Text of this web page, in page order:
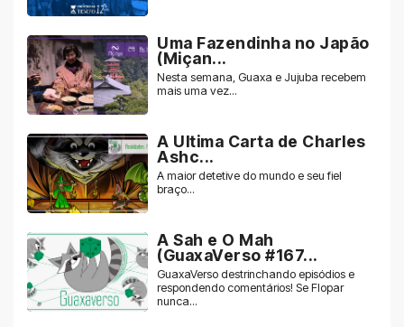
Uma Fazendinha no Japão
(Miçan...
Nesta semana, Guaxa e Jujuba recebem
mais uma vez...
A Ultima Carta de Charles
Ashc...
A maior detetive do mundo e seu fiel
braço...
A Sah e O Mah
(GuaxaVerso #167...
GuaxaVerso destrinchando episódios e
respondendo comentários! Se Flopar
nunca...